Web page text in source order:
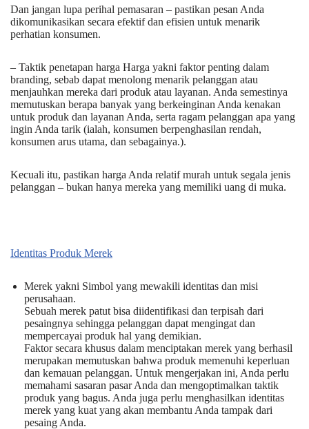
Dan jangan lupa perihal pemasaran – pastikan pesan Anda
dikomunikasikan secara efektif dan efisien untuk menarik
perhatian konsumen.
– Taktik penetapan harga Harga yakni faktor penting dalam
branding, sebab dapat menolong menarik pelanggan atau
menjauhkan mereka dari produk atau layanan. Anda semestinya
memutuskan berapa banyak yang berkeinginan Anda kenakan
untuk produk dan layanan Anda, serta ragam pelanggan apa yang
ingin Anda tarik (ialah, konsumen berpenghasilan rendah,
konsumen arus utama, dan sebagainya.).
Kecuali itu, pastikan harga Anda relatif murah untuk segala jenis
pelanggan – bukan hanya mereka yang memiliki uang di muka.
Identitas Produk Merek
Merek yakni Simbol yang mewakili identitas dan misi
perusahaan.
Sebuah merek patut bisa diidentifikasi dan terpisah dari
pesaingnya sehingga pelanggan dapat mengingat dan
mempercayai produk hal yang demikian.
Faktor secara khusus dalam menciptakan merek yang berhasil
merupakan memutuskan bahwa produk memenuhi keperluan
dan kemauan pelanggan. Untuk mengerjakan ini, Anda perlu
memahami sasaran pasar Anda dan mengoptimalkan taktik
produk yang bagus. Anda juga perlu menghasilkan identitas
merek yang kuat yang akan membantu Anda tampak dari
pesaing Anda.